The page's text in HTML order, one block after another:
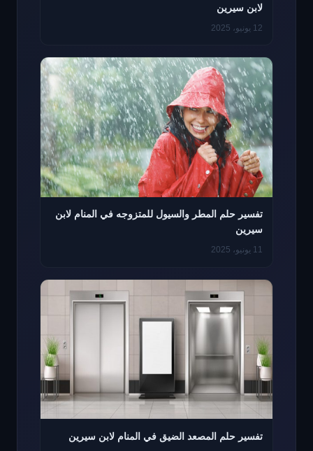
لابن سيرين
12 يونيو، 2025
تفسير حلم المطر والسيول للمتزوجه في المنام لابن
سيرين
11 يونيو، 2025
تفسير حلم المصعد الضيق في المنام لابن سيرين